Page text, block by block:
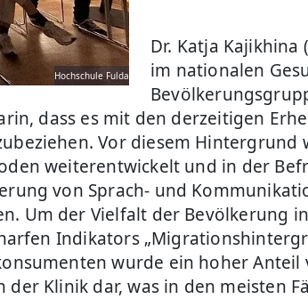
Hochschule Fulda
Dr. Katja
im nationalen
dass es mit den derzeitigen
Vor diesem
weiterentwickelt und in der
von Sprach- und
Um der Vielfalt der Bevölkerung
Indikators
wurde ein hoher
Klinik dar, was in den meisten